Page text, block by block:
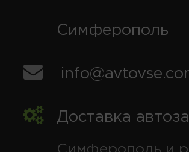
Симферополь
Доставка